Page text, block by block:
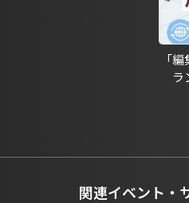
「
ラ
関連イベント・